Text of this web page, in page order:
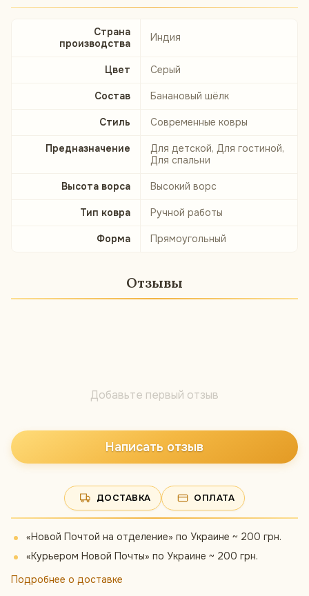
Страна
производства
Индия
Цвет Серый
Состав Банановый шёлк
Стиль Современные ковры
Предназначение
Для детской, Для гостиной,
Для спальни
Высота ворса Высокий ворс
Тип ковра Ручной работы
Форма Прямоугольный
Отзывы
Добавьте первый отзыв
Написать отзыв
ДОСТАВКА ОПЛАТА
«Новой Почтой на отделение» по Украине ~ 200 грн.
«Курьером Новой Почты» по Украине ~ 200 грн.
Подробнее о доставке